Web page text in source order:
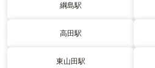
綱島駅
高田駅
東山田駅